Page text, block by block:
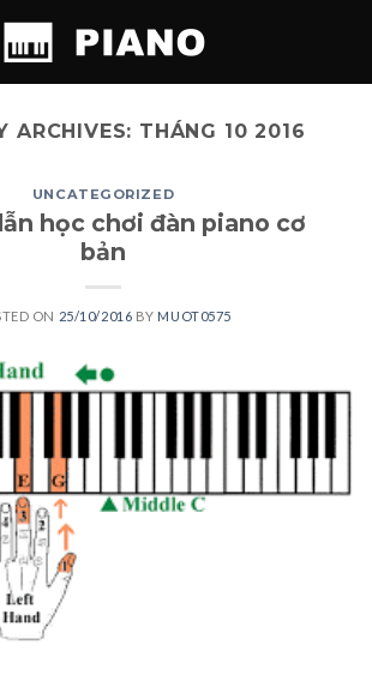
ARCHIVES: THÁNG 10 2016
UNCATEGORIZED
học chơi đàn piano cơ
bản
ON 25/10/2016 BY MUOT0575